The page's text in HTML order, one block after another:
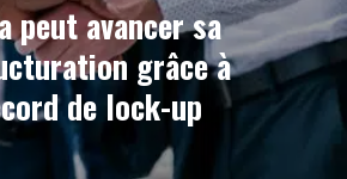
peut avancer sa
grâce à
de lock-up